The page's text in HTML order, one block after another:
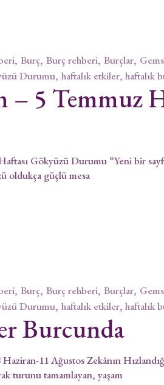
Burç Burç rehberi Burçlar
Durumu haftalık etkiler, haftalık
– 5 Temmuz
Gökyüzü Durumu “Yeni bir
oldukça güçlü mesa
Burç Burç rehberi Burçlar
Durumu haftalık etkiler, haftalık
Burcunda
11 Ağustos Zekânın
turunu tamamlayan, yaşam